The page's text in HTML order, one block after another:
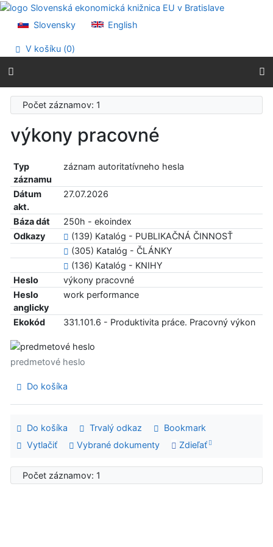
Prejsť na obsah
Prehlásenie o webovej prístupnosti
Slovensky English
V košíku (0)
Počet záznamov: 1
výkony pracovné
Typ
záznamu
záznam autoritatívneho hesla
Dátum
akt.
27.07.2026
Báza dát
250h - ekoindex
Odkazy
(139) Katalóg - PUBLIKAČNÁ ČINNOSŤ
(305) Katalóg - ČLÁNKY
(136) Katalóg - KNIHY
Heslo
výkony pracovné
Heslo
anglicky
work performance
Ekokód 331.101.6 - Produktivita práce. Pracovný výkon
predmetové heslo
Do košíka
Do košíka Trvalý odkaz
Bookmark
Vytlačiť
Vybrané dokumenty Zdieľať
Počet záznamov: 1